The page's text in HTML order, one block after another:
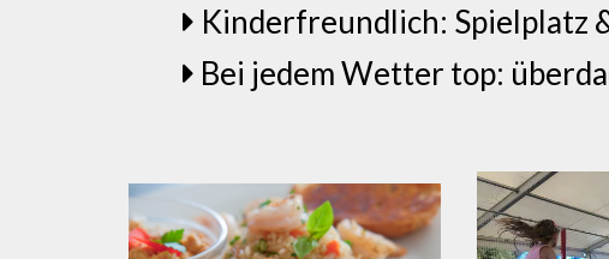
Kinderfreundlich: Spielplatz
Bei jedem Wetter top: